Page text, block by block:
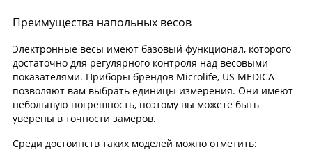
Преимущества напольных весов
Электронные весы имеют базовый функционал, которого
достаточно для регулярного контроля над весовыми
показателями. Приборы брендов Microlife, US MEDICA
позволяют вам выбрать единицы измерения. Они имеют
небольшую погрешность, поэтому вы можете быть
уверены в точности замеров.
Среди достоинств таких моделей можно отметить: